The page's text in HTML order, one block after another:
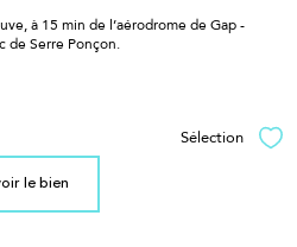
à 15 min de l’aérodrome de Gap -
de Serre Ponçon.
Sélection
le bien